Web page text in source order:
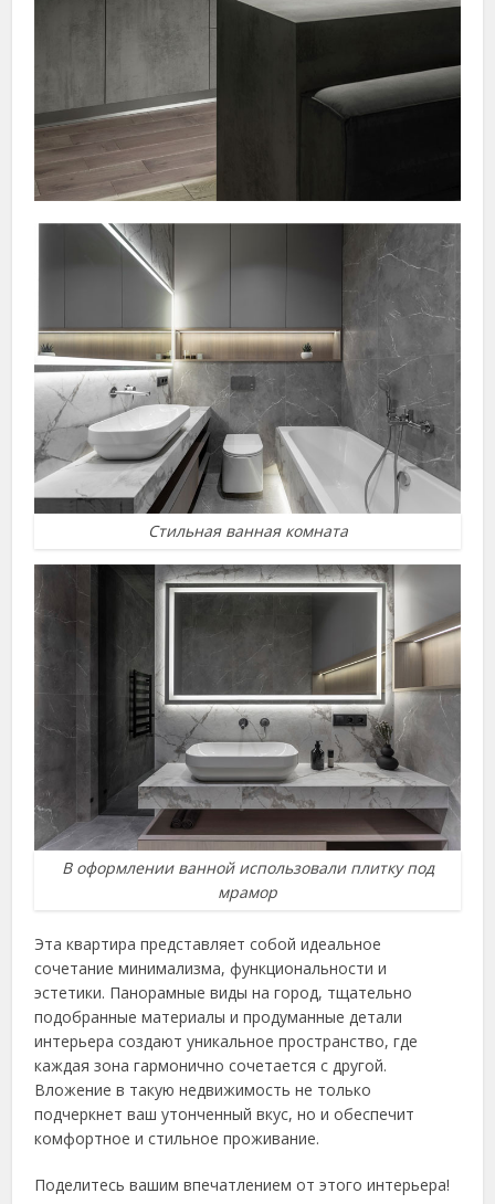
Стильная ванная комната
В оформлении ванной использовали плитку под
мрамор
Эта квартира представляет собой идеальное
сочетание минимализма, функциональности и
эстетики. Панорамные виды на город, тщательно
подобранные материалы и продуманные детали
интерьера создают уникальное пространство, где
каждая зона гармонично сочетается с другой.
Вложение в такую недвижимость не только
подчеркнет ваш утонченный вкус, но и обеспечит
комфортное и стильное проживание.
Поделитесь вашим впечатлением от этого интерьера!